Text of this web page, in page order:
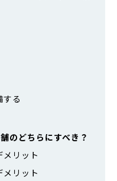
る
のどちらにすべき？
リット
リット